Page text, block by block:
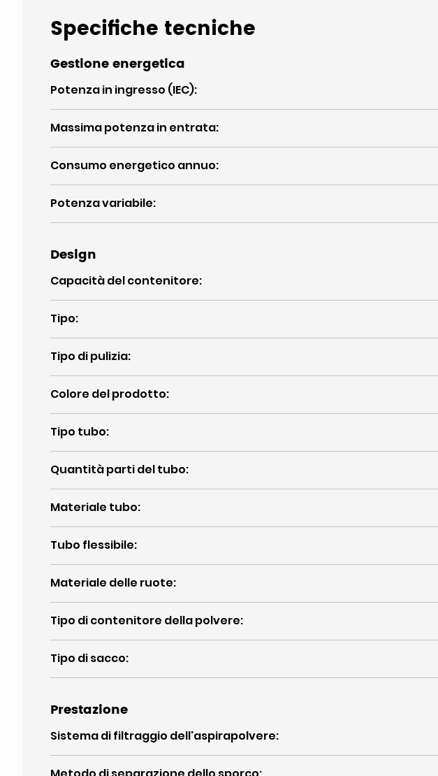
Specifiche tecniche
Gestione energetica
Potenza in ingresso (IEC):
Massima potenza in entrata:
Consumo energetico annuo:
Potenza variabile:
Design
Capacità del contenitore:
Tipo:
Tipo di pulizia:
Colore del prodotto:
Tipo tubo:
Quantità parti del tubo:
Materiale tubo:
Tubo flessibile:
Materiale delle ruote:
Tipo di contenitore della polvere:
Tipo di sacco:
Prestazione
Sistema di filtraggio dell'aspirapolvere: